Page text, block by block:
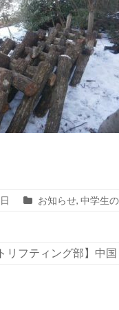
お知らせ, 中学生
リフティング部】中